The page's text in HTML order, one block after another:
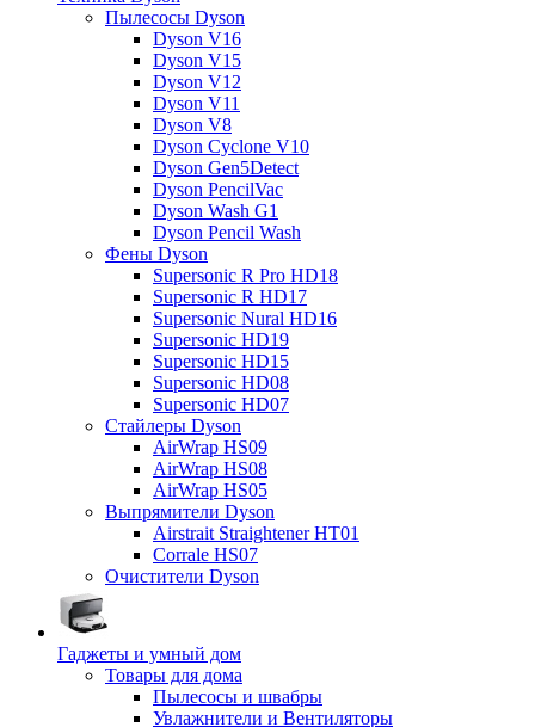
Пылесосы Dyson
Dyson V16
Dyson V15
Dyson V12
Dyson V11
Dyson V8
Dyson Cyclone V10
Dyson Gen5Detect
Dyson PencilVac
Dyson Wash G1
Dyson Pencil Wash
Фены Dyson
Supersonic R Pro HD18
Supersonic R HD17
Supersonic Nural HD16
Supersonic HD19
Supersonic HD15
Supersonic HD08
Supersonic HD07
Стайлеры Dyson
AirWrap HS09
AirWrap HS08
AirWrap HS05
Выпрямители Dyson
Airstrait Straightener HT01
Corrale HS07
Очистители Dyson
Гаджеты и умный дом
Товары для дома
Пылесосы и швабры
Увлажнители и Вентиляторы